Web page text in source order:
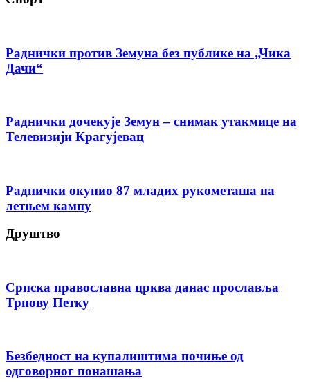
Раднички против Земуна без публике на „Чика
Дачи“
Раднички дочекује Земун – снимак утакмице на
Телевизији Крагујевац
Раднички окупио 87 младих рукометаша на
летњем кампу
Друштво
Српска православна црква данас прославља
Трнову Петку
Безбедност на купалиштима почиње од
одговорног понашања